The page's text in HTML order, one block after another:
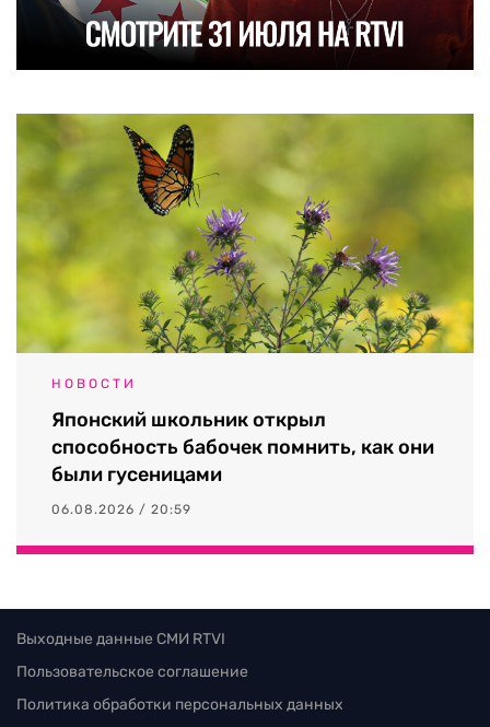
НОВОСТИ
Японский школьник открыл
способность бабочек помнить, как они
были гусеницами
06.08.2026 / 20:59
Выходные данные СМИ RTVI
Пользовательское соглашение
Политика обработки персональных данных